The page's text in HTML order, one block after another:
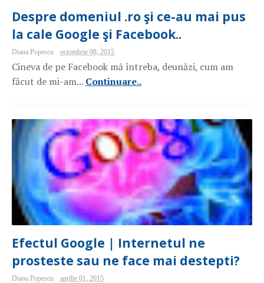
Despre domeniul .ro şi ce-au mai pus
la cale Google şi Facebook..
Diana Popescu octombrie 08, 2015
Cineva de pe Facebook mă întreba, deunăzi, cum am
făcut de mi-am... Continuare..
Efectul Google | Internetul ne
prosteste sau ne face mai destepti?
Diana Popescu aprilie 01, 2015